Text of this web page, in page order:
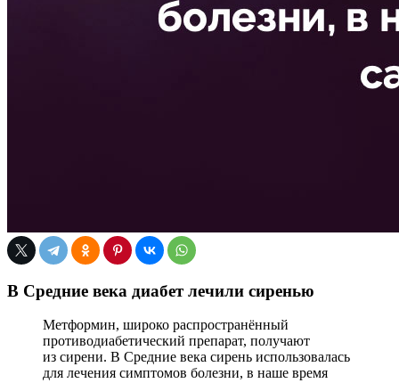
В Средние века диабет лечили сиренью
Метформин, широко распространённый
противодиабетический препарат, получают
из сирени. В Средние века сирень использовалась
для лечения симптомов болезни, в наше время